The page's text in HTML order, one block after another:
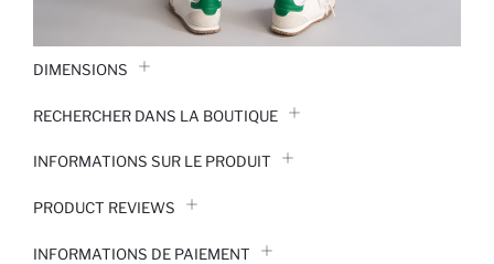
DIMENSIONS
RECHERCHER DANS LA BOUTIQUE
INFORMATIONS SUR LE PRODUIT
PRODUCT REVIEWS
INFORMATIONS DE PAIEMENT